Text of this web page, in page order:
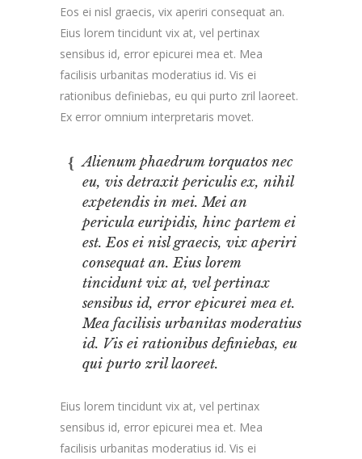
Eos ei nisl graecis, vix aperiri consequat an.
Eius lorem tincidunt vix at, vel pertinax
sensibus id, error epicurei mea et. Mea
facilisis urbanitas moderatius id. Vis ei
rationibus definiebas, eu qui purto zril laoreet.
Ex error omnium interpretaris movet.
Alienum phaedrum torquatos nec
eu, vis detraxit periculis ex, nihil
expetendis in mei. Mei an
pericula euripidis, hinc partem ei
est. Eos ei nisl graecis, vix aperiri
consequat an. Eius lorem
tincidunt vix at, vel pertinax
sensibus id, error epicurei mea et.
Mea facilisis urbanitas moderatius
id. Vis ei rationibus definiebas, eu
qui purto zril laoreet.
Eius lorem tincidunt vix at, vel pertinax
sensibus id, error epicurei mea et. Mea
facilisis urbanitas moderatius id. Vis ei